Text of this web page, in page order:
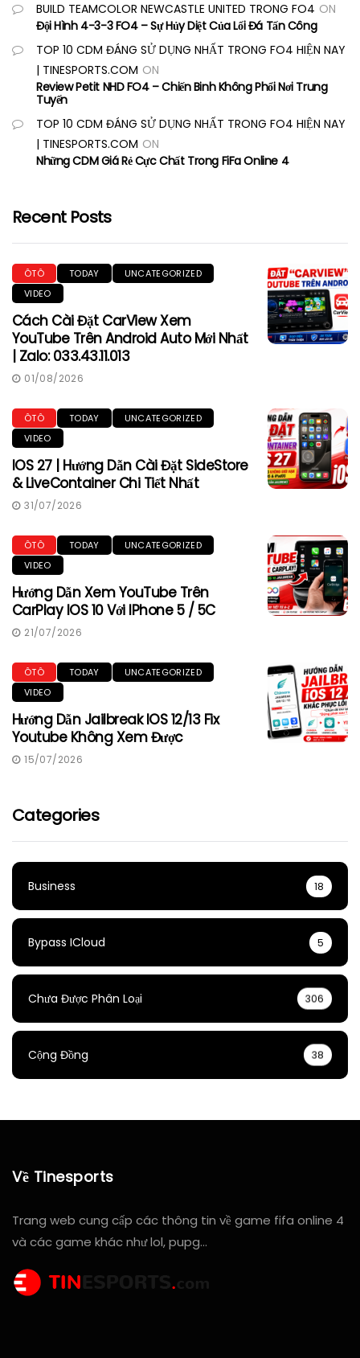
BUILD TEAMCOLOR NEWCASTLE UNITED TRONG FO4 ON
Đội Hình 4-3-3 FO4 – Sự Hủy Diệt Của Lối Đá Tấn Công
TOP 10 CDM ĐÁNG SỬ DỤNG NHẤT TRONG FO4 HIỆN NAY
| TINESPORTS.COM ON
Review Petit NHD FO4 – Chiến Binh Không Phổi Nơi Trung
Tuyến
TOP 10 CDM ĐÁNG SỬ DỤNG NHẤT TRONG FO4 HIỆN NAY
| TINESPORTS.COM ON
Những CDM Giá Rẻ Cực Chất Trong FiFa Online 4
Recent Posts
ÔTÔ TODAY
UNCATEGORIZED
VIDEO
Cách Cài Đặt CarView Xem
YouTube Trên Android Auto Mới Nhất
| Zalo: 033.43.11.013
01/08/2026
ÔTÔ TODAY
UNCATEGORIZED
VIDEO
IOS 27 | Hướng Dẫn Cài Đặt SideStore
& LiveContainer Chi Tiết Nhất
31/07/2026
ÔTÔ TODAY
UNCATEGORIZED
VIDEO
Hướng Dẫn Xem YouTube Trên
CarPlay IOS 10 Với IPhone 5 / 5C
21/07/2026
ÔTÔ TODAY
UNCATEGORIZED
VIDEO
Hướng Dẫn Jailbreak IOS 12/13 Fix
Youtube Không Xem Được
15/07/2026
Categories
Business 18
Bypass ICloud 5
Chưa Được Phân Loại 306
Cộng Đồng 38
Về Tinesports
Trang web cung cấp các thông tin về game fifa online 4
và các game khác như lol, pupg…